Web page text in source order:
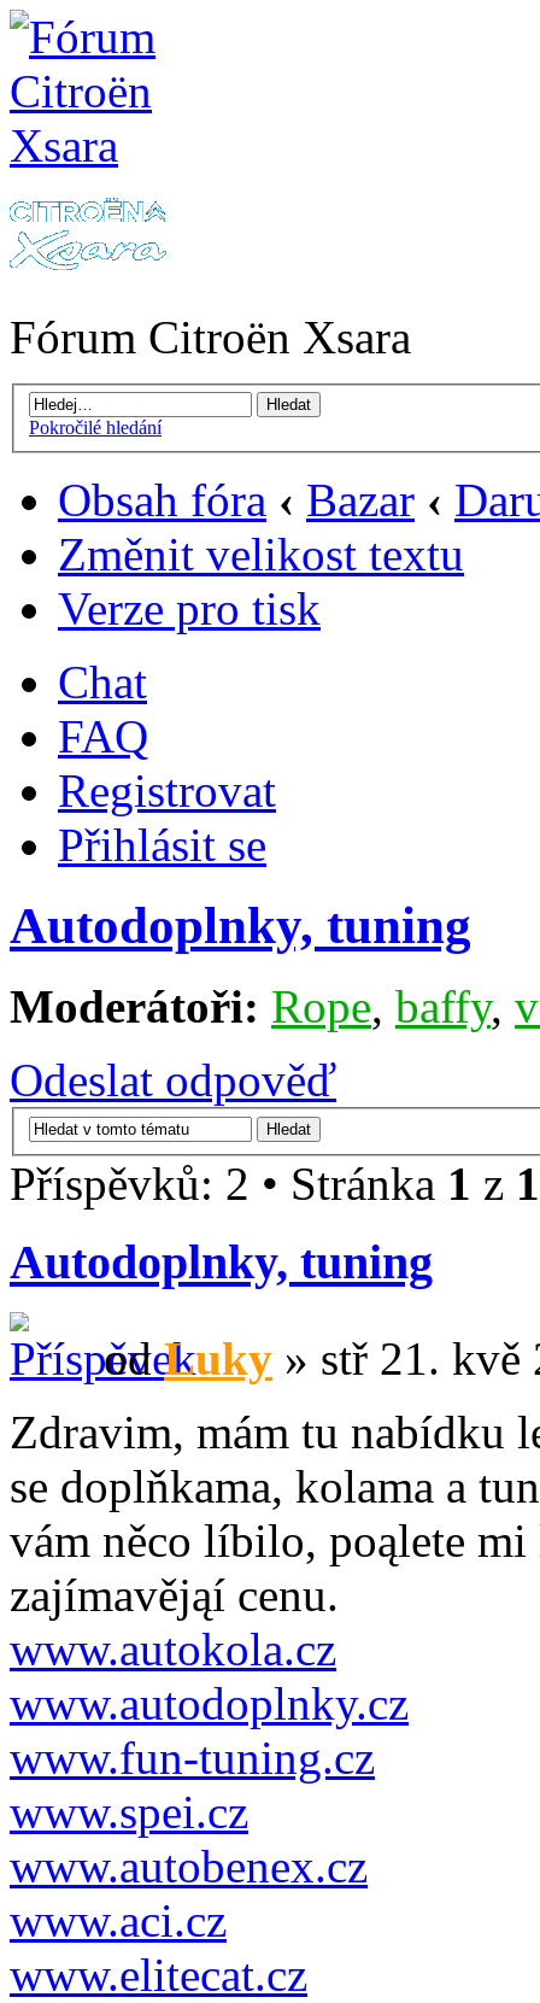
Fórum Citroën Xsara
Pokročilé hledání
Obsah fóra ‹ Bazar ‹
Změnit velikost textu
Verze pro tisk
Chat
FAQ
Registrovat
Přihlásit se
Autodoplnky, tuning
Moderátoři: Rope, baffy,
Odeslat odpověď
Příspěvků: 2 • Stránka 1 z 1
Autodoplnky, tuning
odLuky » stř 21. kvě
Zdravim, mám tu nabídku
se doplňkama, kolama a
vám něco líbilo, poąlete
zajímavějąí cenu.
www.autokola.cz
www.autodoplnky.cz
www.fun-tuning.cz
www.spei.cz
www.autobenex.cz
www.aci.cz
www.elitecat.cz